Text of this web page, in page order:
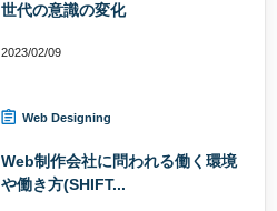
世代の意識の変化
2023/02/09
Web Designing
Web制作会社に問われる働く環境
や働き方(SHIFT...